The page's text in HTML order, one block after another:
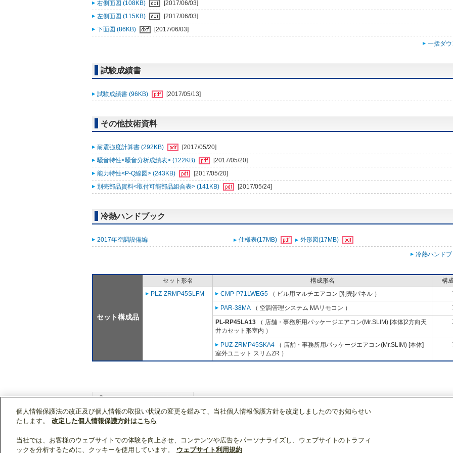
右側面図 (108KB)
[2017/06/03]
左側面図 (115KB)
[2017/06/03]
下面図 (86KB)
[2017/06/03]
一括ダ
試験成績書
試験成績書 (96KB) [2017/05/13]
その他技術資料
耐震強度計算書 (292KB)
[2017/05/20]
騒音特性<騒音分析成績表> (122KB)
[2017/05/20]
能力特性<P-Q線図> (243KB)
[2017/05/20]
別売部品資料<取付可能部品組合表> (141KB)
[2017/05/24]
冷熱ハンドブック
2017年空調設備編 仕様表(17MB) 外形図(17MB)
冷熱ハンド
セット構成品
セット形名 構成形名
構
PLZ-ZRMP45SLFM
CMP-P71LWEG5 （ ビル用マルチエアコン [別売]パネル ）
PAR-38MA （ 空調管理システム MAリモコン ）
PL-RP45LA13 （ 店舗・事務所用パッケージエアコン(Mr.SLIM) [本体]2方向天
井カセット形室内 ）
PUZ-ZRMP45SKA4 （ 店舗・事務所用パッケージエアコン(Mr.SLIM) [本体]
室外ユニット スリムZR ）
WIN2Kトップ 製品情報
個人情報保護法の改正及び個人情報の取扱い状況の変更を鑑みて、当社個人情報保護方針を改定しましたのでお知らせい
たします。
改定した個人情報保護方針はこちら
当社では、お客様のウェブサイトでの体験を向上させ、コンテンツや広告をパーソナライズし、ウェブサイトのトラフィ
ックを分析するために、クッキーを使用しています。
ウェブサイト利用規約